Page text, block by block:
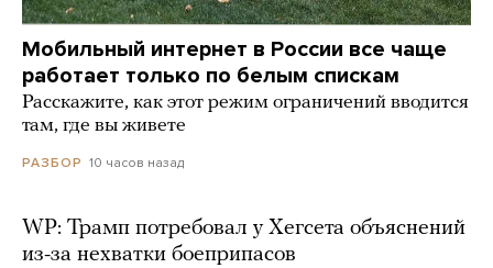
Мобильный интернет в России все чаще
работает только по белым спискам
Расскажите, как этот режим ограничений вводится
там, где вы живете
РАЗБОР 10 часов назад
WP: Трамп потребовал у Хегсета объяснений
из-за нехватки боеприпасов